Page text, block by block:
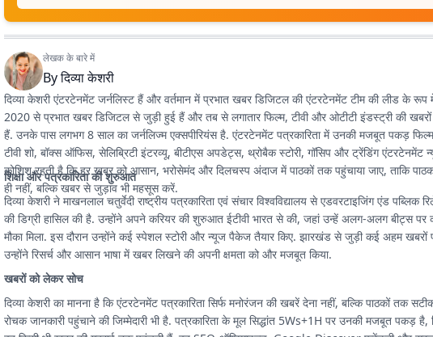
लेखक के बारे में
Byदिव्या केशरी
दिव्या केशरी एंटरटेनमेंट जर्नलिस्ट हैं और वर्तमान में प्रभात खबर डिजिटल की एंटरटेनमेंट टीम की लीड के रूप
2020 से प्रभात खबर डिजिटल से जुड़ी हुई हैं और तब से लगातार फिल्म, टीवी और ओटीटी इंडस्ट्री की
हैं. उनके पास लगभग 8 साल का जर्नलिज्म एक्सपीरियंस है. एंटरटेनमेंट पत्रकारिता में उनकी मजबूत पकड़
टीवी शो, बॉक्स ऑफिस, सेलिब्रिटी इंटरव्यू, बीटीएस अपडेट्स, थ्रोबैक स्टोरी, गॉसिप और ट्रेंडिंग एंटरटेनमेंट
कोशिश रहती है कि हर खबर को आसान, भरोसेमंद और दिलचस्प अंदाज में पाठकों तक पहुंचाया जाए, ताकि पाठक
ही नहीं, बल्कि खबर से जुड़ाव भी महसूस करें.
शिक्षा और पत्रकारिता की शुरुआत
दिव्या केशरी ने माखनलाल चतुर्वेदी राष्ट्रीय पत्रकारिता एवं संचार विश्वविद्यालय से एडवरटाइजिंग एंड पब्लिक
की डिग्री हासिल की है. उन्होंने अपने करियर की शुरुआत ईटीवी भारत से की, जहां उन्हें अलग-अलग बीट्स पर
मौका मिला. इस दौरान उन्होंने कई स्पेशल स्टोरी और न्यूज पैकेज तैयार किए. झारखंड से जुड़ी कई अहम खबरों
उन्होंने रिसर्च और आसान भाषा में खबर लिखने की अपनी क्षमता को और मजबूत किया.
खबरों को लेकर सोच
दिव्या केशरी का मानना है कि एंटरटेनमेंट पत्रकारिता सिर्फ मनोरंजन की खबरें देना नहीं, बल्कि पाठकों तक
रोचक जानकारी पहुंचाने की जिम्मेदारी भी है. पत्रकारिता के मूल सिद्धांत 5Ws+1H पर उनकी मजबूत पकड़